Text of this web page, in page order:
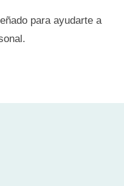
para ayudarte a